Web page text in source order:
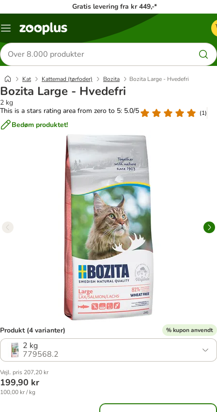
Gratis levering fra kr 449,-*
Menu
Søg
efter
produkter
Kat Kattemad (tørfoder) Bozita Bozita Large - Hvedefri
Bozita Large - Hvedefri
2 kg
This is a stars rating area from zero to 5: 5.0/5
(1)
Bedøm produktet!
Produkt (4 varianter) % kupon anvendt
2 kg
779568.2
Vejl. pris 207,20 kr
199,90 kr
100,00 kr / kg